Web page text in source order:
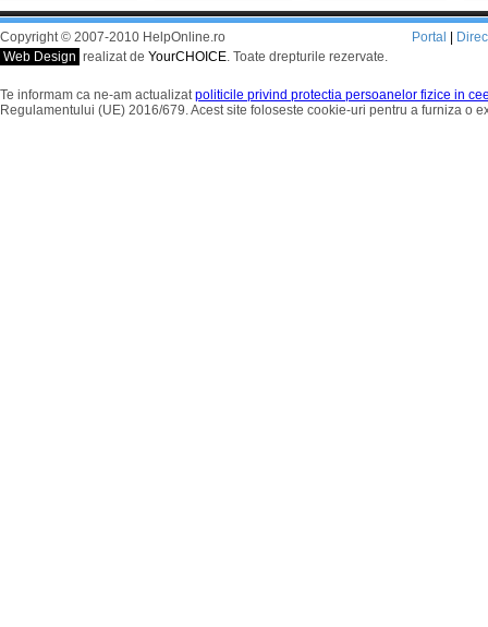
Copyright © 2007-2010 HelpOnline.ro
Web Design realizat de YourCHOICE. Toate drepturile rezervate.
Portal
Te informam ca ne-am actualizatpoliticile privind protectia persoanelor fizice in
Regulamentului (UE) 2016/679. Acest site foloseste cookie-uri pentru a furniza o